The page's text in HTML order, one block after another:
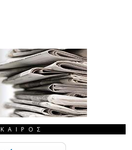
ΚΑΙΡΌΣ